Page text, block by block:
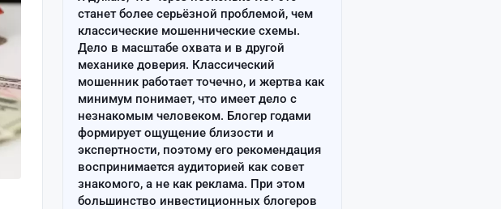
станет более серьёзной проблемой, чем
классические мошеннические схемы.
Дело в масштабе охвата и в другой
механике доверия. Классический
мошенник работает точечно, и жертва как
минимум понимает, что имеет дело с
незнакомым человеком. Блогер годами
формирует ощущение близости и
экспертности, поэтому его рекомендация
воспринимается аудиторией как совет
знакомого, а не как реклама. При этом
большинство инвестиционных блогеров